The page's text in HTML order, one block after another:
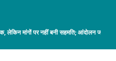
लेकिन मांगों पर नहीं बनी सहमति; आंदोलन जारी